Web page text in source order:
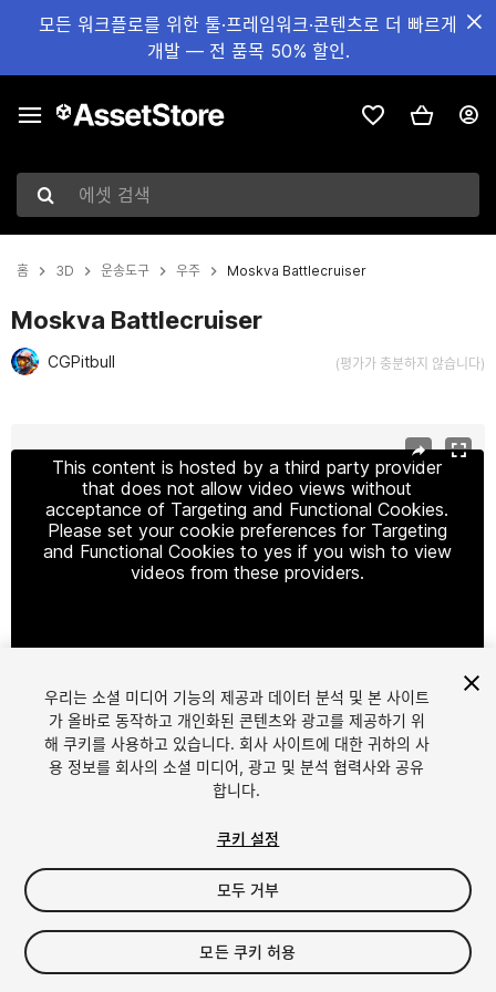
모든 워크플로를 위한 툴·프레임워크·콘텐츠로 더 빠르게
개발 — 전 품목 50% 할인.
에셋 검색
홈 3D 운송도구 우주 Moskva Battlecruiser
Moskva Battlecruiser
CGPitbull (평가가 충분하지 않습니다)
This content is hosted by a third party provider
that does not allow video views without
acceptance of Targeting and Functional Cookies.
Please set your cookie preferences for Targeting
and Functional Cookies to yes if you wish to view
videos from these providers.
1/11
$22
세금/부가세는 결제 시 반영됩니다.
우리는 소셜 미디어 기능의 제공과 데이터 분석 및 본 사이트
가 올바로 동작하고 개인화된 콘텐츠와 광고를 제공하기 위
해 쿠키를 사용하고 있습니다. 회사 사이트에 대한 귀하의 사
용 정보를 회사의 소셜 미디어, 광고 및 분석 협력사와 공유
합니다.
쿠키 설정
모두 거부
모든 쿠키 허용